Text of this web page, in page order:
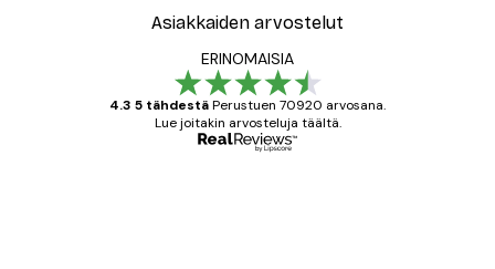
Asiakkaiden arvostelut
ERINOMAISIA
4.3 5 tähdestäPerustuen 70920 arvosana.
Lue joitakin arvosteluja täältä.